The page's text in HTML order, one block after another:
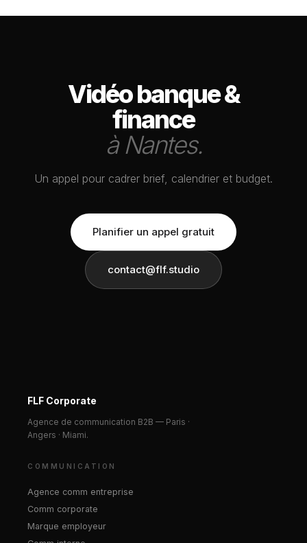
Vidéo banque &
finance
à Nantes.
Un appel pour cadrer brief, calendrier et budget.
Planifier un appel gratuit
contact@flf.studio
FLF Corporate
Agence de communication B2B — Paris ·
Angers · Miami.
COMMUNICATION
Agence comm entreprise
Comm corporate
Marque employeur